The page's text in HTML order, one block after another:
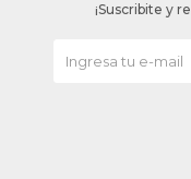
¡Suscribite y